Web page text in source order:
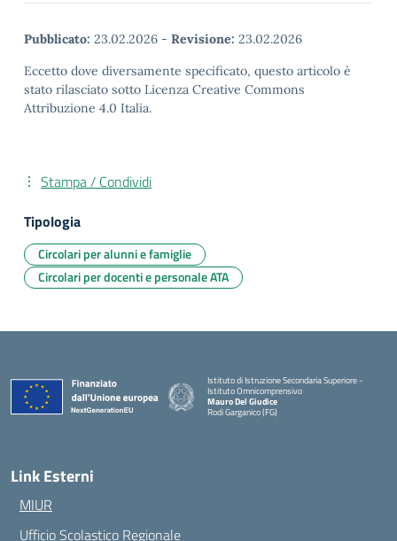
Pubblicato: 23.02.2026 - Revisione: 23.02.2026
Eccetto dove diversamente specificato, questo articolo è
stato rilasciato sotto Licenza Creative Commons
Attribuzione 4.0 Italia.
Stampa / Condividi
Tipologia
Circolari per alunni e famiglie
Circolari per docenti e personale ATA
Istituto di Istruzione Secondaria Superiore -
Istituto Omnicomprensivo
Mauro Del Giudice
Rodi Garganico (FG)
— Visita la pagina iniziale della scuola
Link Esterni
MIUR
Ufficio Scolastico Regionale